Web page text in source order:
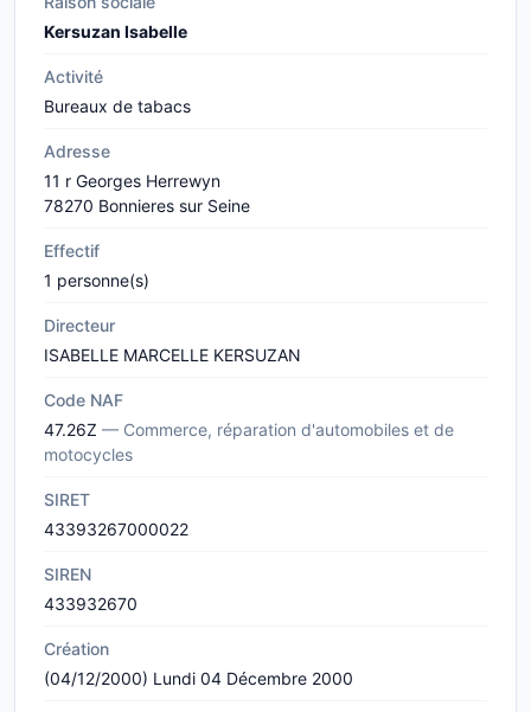
Kersuzan Isabelle
Activité
Bureaux de tabacs
Adresse
11 r Georges Herrewyn
78270 Bonnieres sur Seine
Effectif
1 personne(s)
Directeur
ISABELLE MARCELLE KERSUZAN
Code NAF
47.26Z — Commerce, réparation d'automobiles et de
motocycles
SIRET
43393267000022
SIREN
433932670
Création
(04/12/2000) Lundi 04 Décembre 2000